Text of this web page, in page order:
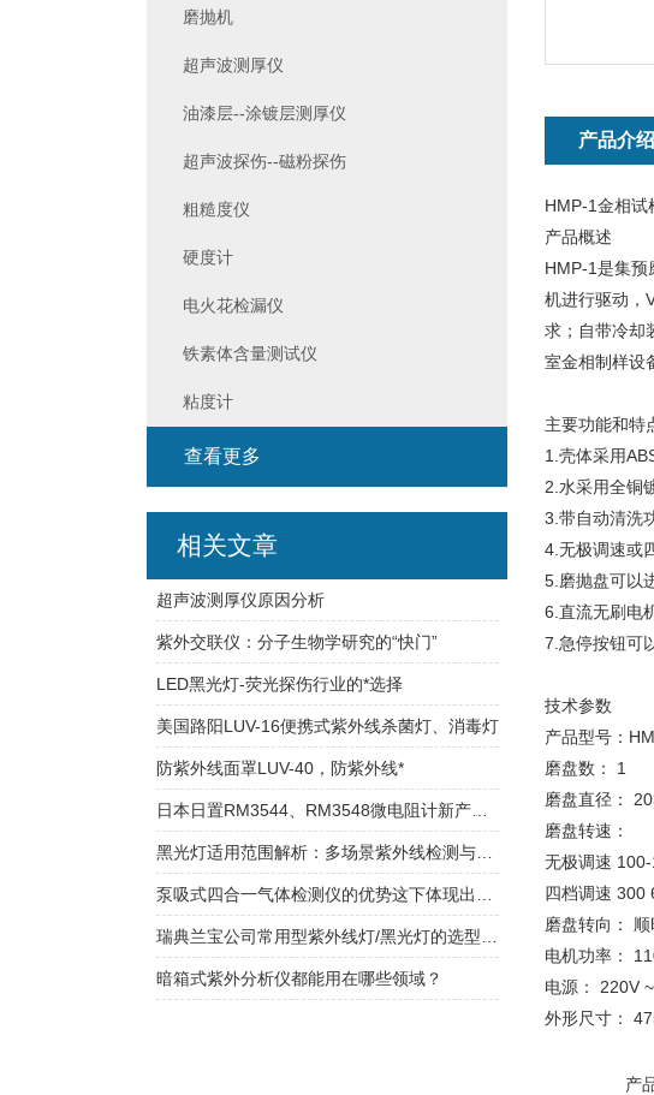
产品介绍
HMP-1金相试
产品概述
HMP-1是集预
机进行驱动，
求；自带冷却
室金相制样设
主要功能和特
1.壳体采用
2.水采用全铜
3.带自动清洗
4.无极调速或
5.磨抛盘可以
6.直流无刷电
7.急停按钮可
技术参数
产品型号：
磨盘数： 1
磨盘直径：
磨盘转速：
无极调速
四档调速 300
磨盘转向：
电机功率：
电源： 220V
外形尺寸：
产
磨抛机
超声波测厚仪
油漆层--涂镀层测厚仪
超声波探伤--磁粉探伤
粗糙度仪
硬度计
电火花检漏仪
铁素体含量测试仪
粘度计
查看更多
相关文章
超声波测厚仪原因分析
紫外交联仪：分子生物学研究的“快门”
LED黑光灯-荧光探伤行业的*选择
美国路阳LUV-16便携式紫外线杀菌灯、消毒灯
防紫外线面罩LUV-40，防紫外线*
日本日置RM3544、RM3548微电阻计新产品上市销售
黑光灯适用范围解析：多场景紫外线检测与应用解决方案​
暗箱式紫外分析仪都能用在哪些领域？